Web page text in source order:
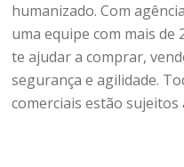
humanizado. Com
uma equipe com mais
te ajudar a comprar,
segurança e agilidade.
comerciais estão sujeitos